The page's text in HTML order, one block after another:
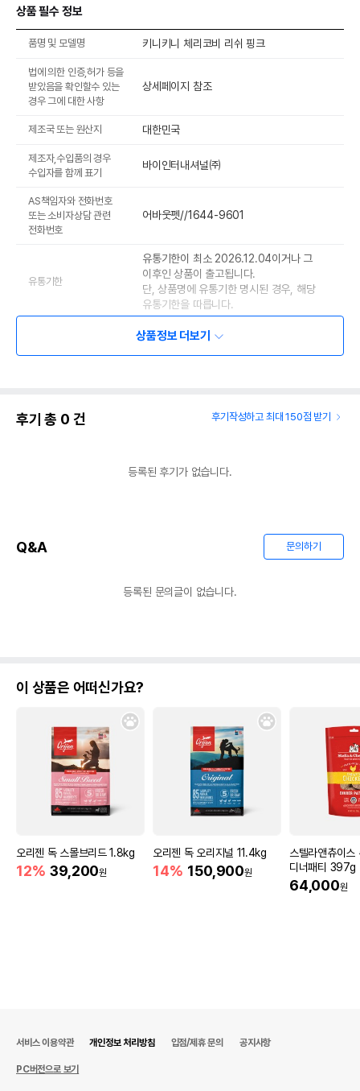
상품 필수 정보
품명 및 모델명 키니키니 체리코비 리쉬 핑크
법에 의한 인증,허가 등을
받았음을 확인할수 있는
경우 그에 대한 사항
상세페이지 참조
제조국 또는 원산지 대한민국
제조자,수입품의 경우
수입자를 함께 표기
바이인터내셔널㈜
AS책임자와 전화번호
또는 소비자상담 관련
전화번호
어바웃펫//1644-9601
유통기한
유통기한이 최소 2026.12.04이거나 그
이후인 상품이 출고됩니다.
단, 상품명에 유통기한 명시된 경우, 해당
유통기한을 따릅니다.
상품정보 더보기
후기 총 0 건 후기작성하고 최대 150점 받기
등록된 후기가 없습니다.
Q&A 문의하기
등록된 문의글이 없습니다.
이 상품은 어떠신가요?
오리젠 독 스몰브리드 1.8kg
12% 39,200원
오리젠 독 오리지널 11.4kg
14% 150,900원
스텔라앤츄이스
디너패티 397g
64,000원
서비스 이용약관 개인정보 처리방침 입점/제휴 문의 공지사항
PC버전으로 보기